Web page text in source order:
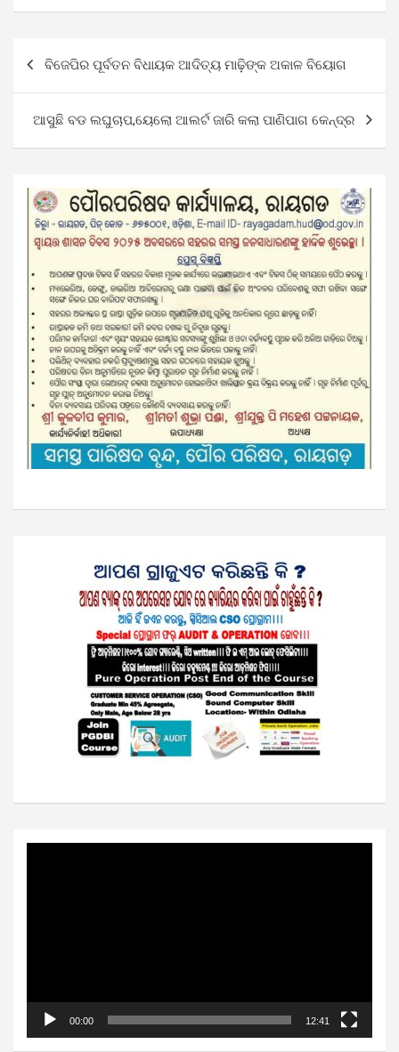
navigation
ବିଜେପିର ପୂର୍ବତନ ବିଧାୟକ ଆଦିତ୍ୟ ମାଢ଼ିଙ୍କ ଅକାଳ ବିୟୋଗ
ଆସୁଛି ବଡ ଲଘୁଚାପ,ୟେଲୋ ଆଲର୍ଟ ଜାରି କଲା ପାଣିପାଗ କେନ୍ଦ୍ର
00:00 12:41